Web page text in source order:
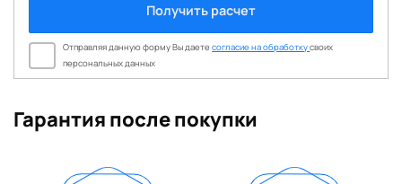
Получить расчет
Отправляя данную форму Вы даетесогласие на обработкусвоих
персональных данных
Гарантия после покупки